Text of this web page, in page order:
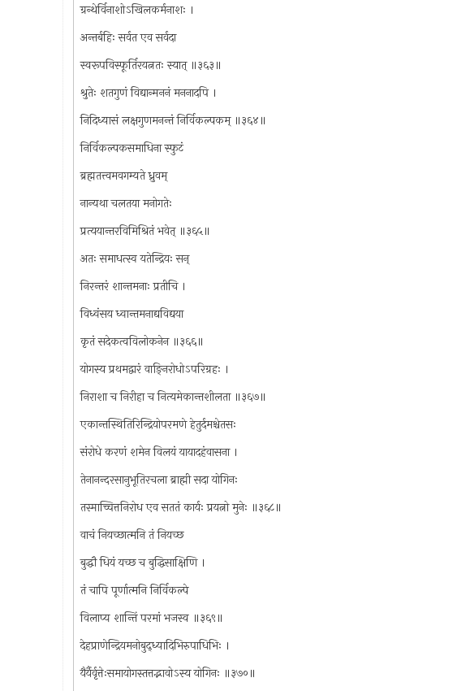
ग्रन्थेर्विनाशोऽखिलकर्मनाशः ।
अन्तर्बहिः सर्वत एव सर्वदा
स्वरूपविस्फूर्तिरयत्नतः स्यात् ॥३६३॥
श्रुतेः शतगुणं विद्यान्मननं मननादपि ।
निदिध्यासं लक्षगुणमनन्तं निर्विकल्पकम् ॥३६४॥
निर्विकल्पकसमाधिना स्फुटं
ब्रह्मतत्त्वमवगम्यते ध्रुवम्
नान्यथा चलतया मनोगतेः
प्रत्ययान्तरविमिश्रितं भवेत् ॥३६५॥
अतः समाधत्स्व यतेन्द्रियः सन्
निरन्तरं शान्तमनाः प्रतीचि ।
विध्वंसय ध्वान्तमनाद्यविद्यया
कृतं सदेकत्वविलोकनेन ॥३६६॥
योगस्य प्रथमद्वारं वाङ्निरोधोऽपरिग्रहः ।
निराशा च निरीहा च नित्यमेकान्तशीलता ॥३६७॥
एकान्तस्थितिरिन्द्रियोपरमणे हेतुर्दमश्चेतसः
संरोधे करणं शमेन विलयं यायादहंवासना ।
तेनानन्दरसानुभूतिरचला ब्राह्मी सदा योगिनः
तस्माच्चित्तनिरोध एव सततं कार्यः प्रयत्नो मुनेः ॥३६८॥
वाचं नियच्छात्मनि तं नियच्छ
बुद्धौ धियं यच्छ च बुद्धिसाक्षिणि ।
तं चापि पूर्णात्मनि निर्विकल्पे
विलाप्य शान्तिं परमां भजस्व ॥३६९॥
देहप्राणेन्द्रियमनोबुद्ध्यादिभिरुपाधिभिः ।
यैर्यैर्वृत्तेःसमायोगस्तत्तद्भावोऽस्य योगिनः ॥३७०॥